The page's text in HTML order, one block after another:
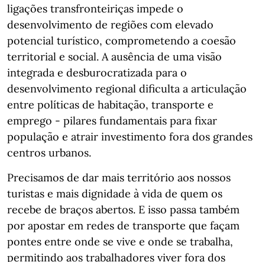
ligações transfronteiriças impede o
desenvolvimento de regiões com elevado
potencial turístico, comprometendo a coesão
territorial e social. A ausência de uma visão
integrada e desburocratizada para o
desenvolvimento regional dificulta a articulação
entre políticas de habitação, transporte e
emprego - pilares fundamentais para fixar
população e atrair investimento fora dos grandes
centros urbanos.
Precisamos de dar mais território aos nossos
turistas e mais dignidade à vida de quem os
recebe de braços abertos. E isso passa também
por apostar em redes de transporte que façam
pontes entre onde se vive e onde se trabalha,
permitindo aos trabalhadores viver fora dos